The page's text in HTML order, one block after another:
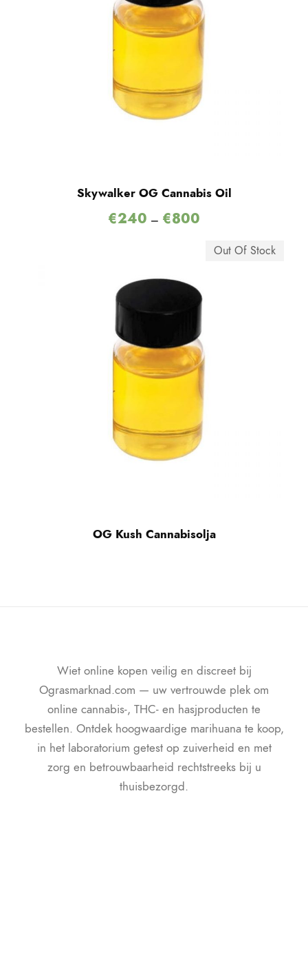
Skywalker OG Cannabis Oil
€240 – €800
Out Of Stock
OG Kush Cannabisolja
Wiet online kopen veilig en discreet bij
Ograsmarknad.com — uw vertrouwde plek om
online cannabis-, THC- en hasjproducten te
bestellen. Ontdek hoogwaardige marihuana te koop,
in het laboratorium getest op zuiverheid en met
zorg en betrouwbaarheid rechtstreeks bij u
thuisbezorgd.